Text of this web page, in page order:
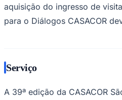
aquisição do ingresso de
para o Diálogos CASACOR
Serviço
A 39ª edição da CASACOR